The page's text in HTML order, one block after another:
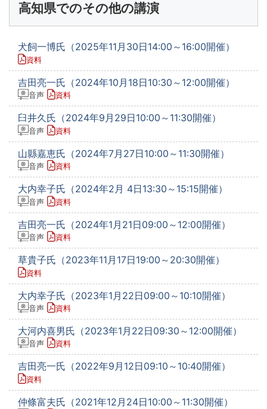
高知県でのその他の講演
犬飼一博氏（2025年11月30日14:00～16:00開催）
資料
吉田亮一氏（2024年10月18日10:30～12:00開催）
音声 資料
臼井久氏（2024年9月29日10:00～11:30開催）
音声 資料
山縣嘉恵氏（2024年7月27日10:00～11:30開催）
音声 資料
大内幸子氏（2024年2月 4日13:30～15:15開催）
音声 資料
吉田亮一氏（2024年1月21日09:00～12:00開催）
音声 資料
草貴子氏（2023年11月17日19:00～20:30開催）
資料
大内幸子氏（2023年1月22日09:00～10:10開催）
音声 資料
大河内喜男氏（2023年1月22日09:30～12:00開催）
音声 資料
吉田亮一氏（2022年9月12日09:10～10:40開催）
資料
仲條富夫氏（2021年12月24日10:00～11:30開催）